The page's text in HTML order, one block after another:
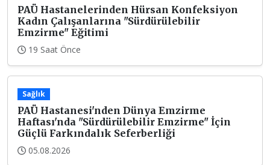
PAÜ Hastanelerinden Hürsan Konfeksiyon
Kadın Çalışanlarına "Sürdürülebilir
Emzirme" Eğitimi
19 Saat Önce
Sağlık
PAÜ Hastanesi'nden Dünya Emzirme
Haftası'nda "Sürdürülebilir Emzirme" İçin
Güçlü Farkındalık Seferberliği
05.08.2026